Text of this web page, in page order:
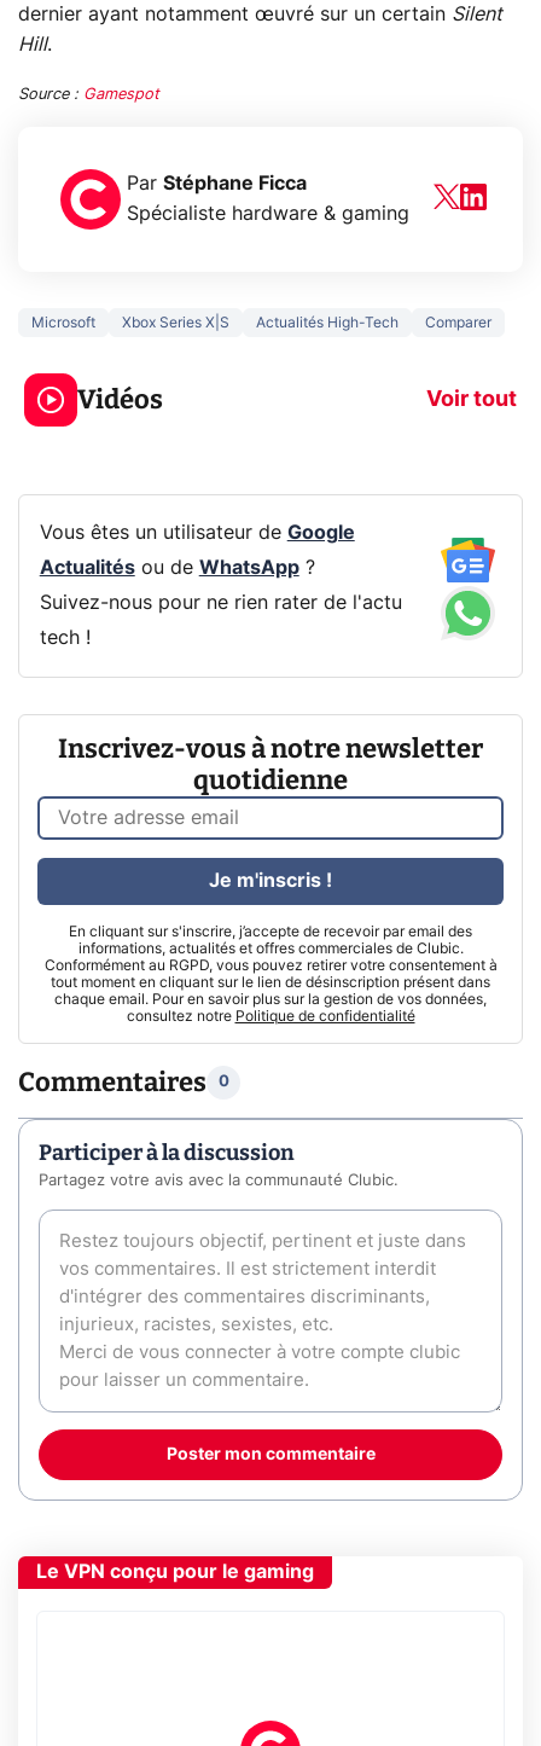
dernier ayant notamment œuvré sur un certain Silent
Hill.
Source : Gamespot
Par Stéphane Ficca
Spécialiste hardware & gaming
Microsoft Xbox Series X|S Actualités High-Tech Comparer
Vidéos Voir tout
3 écrans en 1 pour
319€ ? Voici L'AOC
CQ32G4ZA !
5 générations
prochaine
Vous êtes un utilisateur de Google
Actualitésou de WhatsApp?
Suivez-nous pour ne rien rater de l'actu
tech !
Inscrivez-vous à notre newsletter
quotidienne
En cliquant sur s'inscrire, j’accepte de recevoir par email des
informations, actualités et offres commerciales de Clubic.
Conformément au RGPD, vous pouvez retirer votre consentement à
tout moment en cliquant sur le lien de désinscription présent dans
chaque email. Pour en savoir plus sur la gestion de vos données,
consultez notre Politique de confidentialité
Je m'inscris !
Commentaires 0
Participer à la discussion
Partagez votre avis avec la communauté Clubic.
Poster mon commentaire
Le VPN conçu pour le gaming